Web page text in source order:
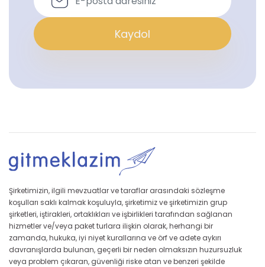
Kaydol
Şirketimizin, ilgili mevzuatlar ve taraflar arasındaki sözleşme
koşulları saklı kalmak koşuluyla, şirketimiz ve şirketimizin grup
şirketleri, iştirakleri, ortaklıkları ve işbirlikleri tarafından sağlanan
hizmetler ve/veya paket turlara ilişkin olarak, herhangi bir
zamanda, hukuka, iyi niyet kurallarına ve örf ve adete aykırı
davranışlarda bulunan, geçerli bir neden olmaksızın huzursuzluk
veya problem çıkaran, güvenliği riske atan ve benzeri şekilde